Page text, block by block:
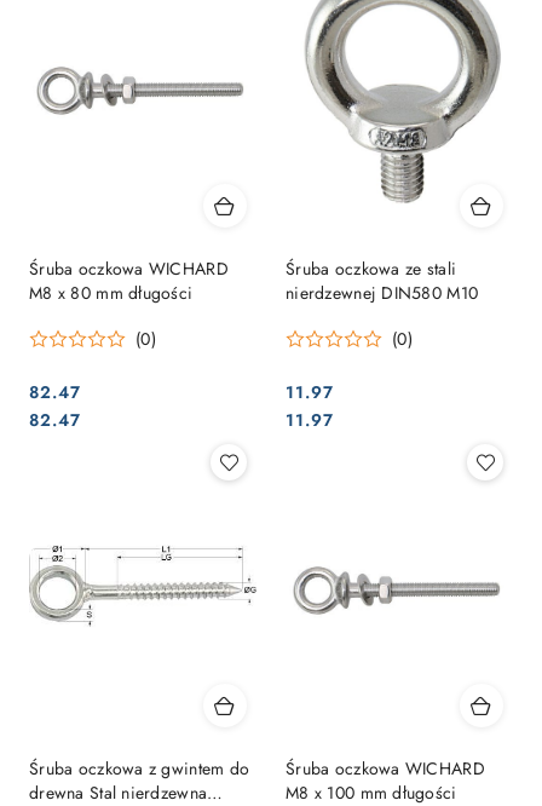
Śruba oczkowa WICHARD
M8 x 80 mm długości
(0)
Cena:
82.47
Cena:
82.47
Śruba oczkowa ze stali
nierdzewnej DIN580 M10
(0)
Cena:
11.97
Cena:
11.97
Śruba oczkowa z gwintem do
drewna Stal nierdzewna
Śruba oczkowa WICHARD
M8 x 100 mm długości